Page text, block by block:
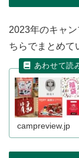
2023年のキャ
ちらでまとめて
campreview.jp